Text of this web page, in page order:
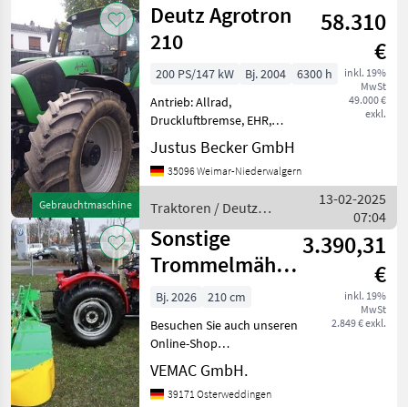
Kategorie 2 Land Filter
AKTUELLER
PFAD
Fahr
Km
210
KATEGORIE
WÄHLEN
Landtechnik
3
MARKTPLATZ
Marktplatz Händlerangebote
Zurücksetzen
3
anzeigen
Gebrauchtmaschine
Deutz Agrotron
210
58.310
€
inkl. 19%
MwSt
49.000 €
exkl.
200 PS/147 kW Bj. 2004
6300 h
Antrieb: Allrad,
Druckluftbremse, EHR,
gefederte Vorderachse,
Höchstgeschwindigkeit in
km/h: 50 km/h, Luftsitz,
Zapfwellendrehzahl:
540/750/1000, Fronthyd
Justus Becker GmbH
35096 Weimar-Niederwalgern
Traktoren / Deutz
Fahr
13-02-2025
07:04
Sonstige
Trommelmähwerk
KM210 210cm
Kreiselmähwerk
Mähwer
3.390,31
€
inkl. 19%
MwSt
2.849 € exkl.
Bj. 2026
210 cm
Besuchen Sie auch unseren
Online-Shop
www.traktorshop24. com
Preis inklusive 19% MwSt.
VEMAC KM210 210 cm
VEMAC GmbH.
39171 Osterweddingen